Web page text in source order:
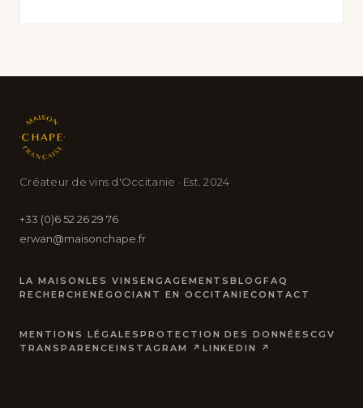
Créateur de vins d'Occitanie · Est. 2024
+33 (0)6 52 26 29 76
erwan@maisonchape.fr
LA MAISON LES VINS ENGAGEMENTSBLOGFAQ
RECHERCHENÉGOCIANT EN OCCITANIECONTACT
MENTIONS LÉGALES PROTECTION DES DONNÉESCGV
TRANSPARENCEINSTAGRAM ↗ LINKEDIN ↗